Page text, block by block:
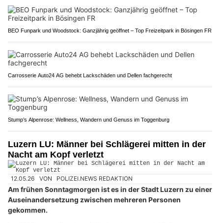
BEO Funpark und Woodstock: Ganzjährig geöffnet – Top Freizeitpark in Bösingen FR
Carrosserie Auto24 AG behebt Lackschäden und Dellen fachgerecht
Stump’s Alpenrose: Wellness, Wandern und Genuss im Toggenburg
Luzern LU: Männer bei Schlägerei mitten in der
Nacht am Kopf verletzt
12.05.26 VON POLIZEI.NEWS REDAKTION
Am frühen Sonntagmorgen ist es in der Stadt Luzern zu einer
Auseinandersetzung zwischen mehreren Personen
gekommen.